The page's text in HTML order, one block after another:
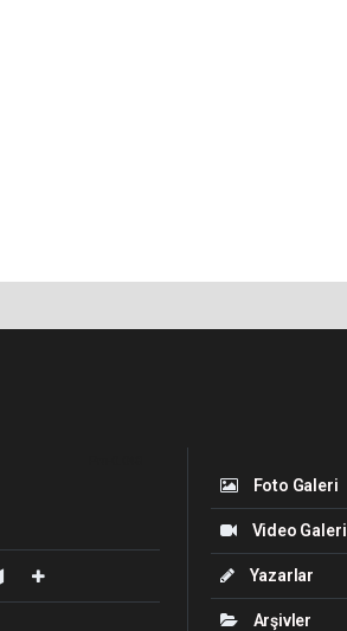
Foto Galeri
Video Galeri
Yazarlar
Arşivler